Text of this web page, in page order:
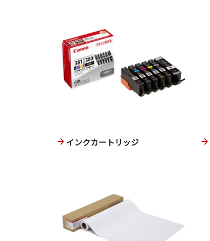
インクカートリッジ